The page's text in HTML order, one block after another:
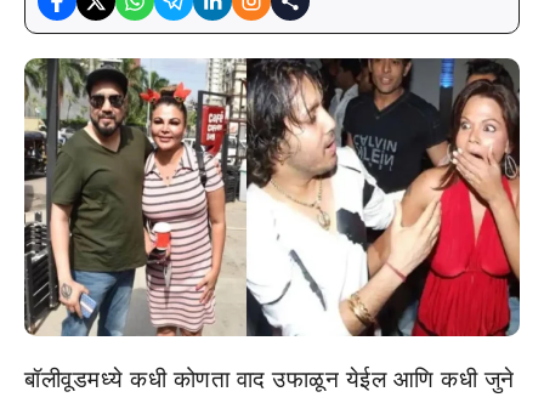
बॉलीवूडमध्ये कधी कोणता वाद उफाळून येईल आणि कधी जुने